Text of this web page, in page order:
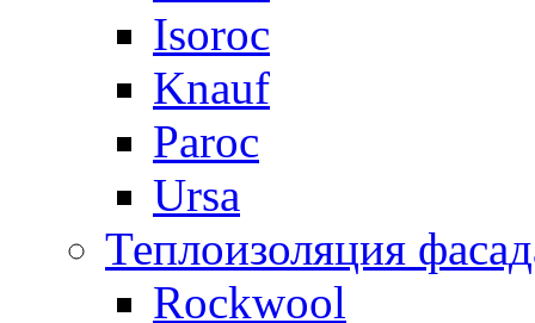
Isoroc
Knauf
Paroc
Ursa
Теплоизоляция
Rockwool